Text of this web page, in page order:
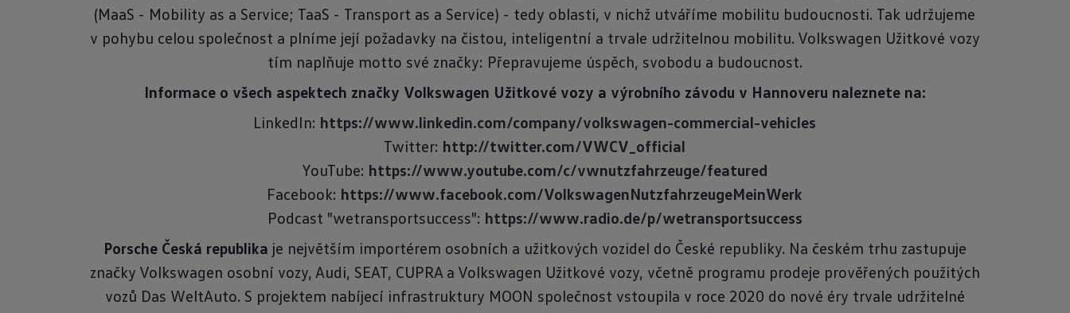
(MaaS - Mobility as a Service; TaaS - Transport as a Service) - tedy oblasti, v nichž utváříme mobilitu budoucnosti. Tak udržujeme
v pohybu celou společnost a plníme její požadavky na čistou, inteligentní a trvale udržitelnou mobilitu. Volkswagen Užitkové vozy
tím naplňuje motto své značky: Přepravujeme úspěch, svobodu a budoucnost.
Informace o všech aspektech značky Volkswagen Užitkové vozy a výrobního závodu v Hannoveru naleznete na:
LinkedIn: https://www.linkedin.com/company/volkswagen-commercial-vehicles
Twitter: http://twitter.com/VWCV_official
YouTube: https://www.youtube.com/c/vwnutzfahrzeuge/featured
Facebook: https://www.facebook.com/VolkswagenNutzfahrzeugeMeinWerk
Podcast "wetransportsuccess": https://www.radio.de/p/wetransportsuccess
Porsche Česká republika je největším importérem osobních a užitkových vozidel do České republiky. Na českém trhu zastupuje
značky Volkswagen osobní vozy, Audi, SEAT, CUPRA a Volkswagen Užitkové vozy, včetně programu prodeje prověřených použitých
vozů Das WeltAuto. S projektem nabíjecí infrastruktury MOON společnost vstoupila v roce 2020 do nové éry trvale udržitelné